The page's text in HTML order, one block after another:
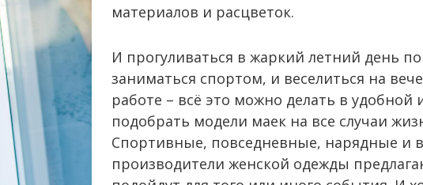
материалов и расцветок.
И прогуливаться в жаркий летний день
заниматься спортом, и веселиться на
работе – всё это можно делать в удобной
подобрать модели маек на все случаи
Спортивные, повседневные, нарядные и
производители женской одежды